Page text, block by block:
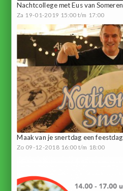
Nachtcollege met Eus van Someren
Za 19-01-2019 15:00 t/m 17:00
Maak van je snertdag een feestdag
Zo 09-12-2018 16:00 t/m 18:00